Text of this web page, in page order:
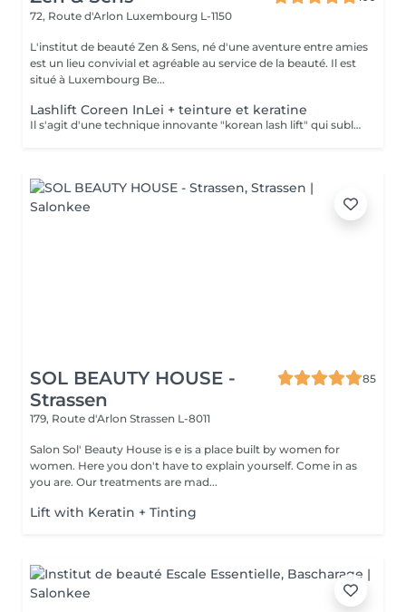
72, Route d'Arlon Luxembourg L-1150
L'institut de beauté Zen & Sens, né d'une aventure entre amies
est un lieu convivial et agréable au service de la beauté. Il est
situé à Luxembourg Be...
Lashlift Coreen InLei + teinture et keratine
Il s'agit d'une technique innovante "korean lash lift" qui sublime et réhausse les cils sans avoir recours à de faux cils. Vos cils sont galbés, plus intenses. Votre regard sera éclatant, plus jeune et pétillant. Tous les produits utilisés sont controlés, certifiés selon les normes européennes, et fabriqués en Italie.
SOL BEAUTY HOUSE -
Strassen
85
179, Route d'Arlon Strassen L-8011
Salon Sol' Beauty House is e is a place built by women for
women. Here you don't have to explain yourself. Come in as
you are. Our treatments are mad...
Lift with Keratin + Tinting